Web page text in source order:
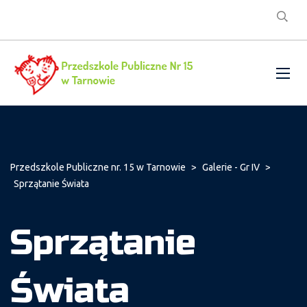
Przedszkole Publiczne nr. 15 w Tarnowie > Galerie - Gr IV >
Sprzątanie Świata
Sprzątanie
Świata